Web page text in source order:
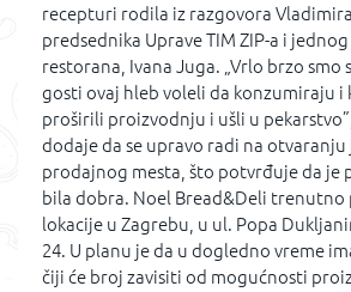
recepturi rodila iz razgovora Vladimira
predsednika Uprave TIM ZIP-a i
restorana, Ivana Juga. „Vrlo brzo smo
gosti ovaj hleb voleli da konzumiraju i
proširili proizvodnju i ušli u
dodaje da se upravo radi na
prodajnog mesta, što potvrđuje da je
bila dobra. Noel Bread&Deli trenutno
lokacije u Zagrebu, u ul. Popa
24. U planu je da u dogledno vreme
čiji će broj zavisiti od mogućnosti